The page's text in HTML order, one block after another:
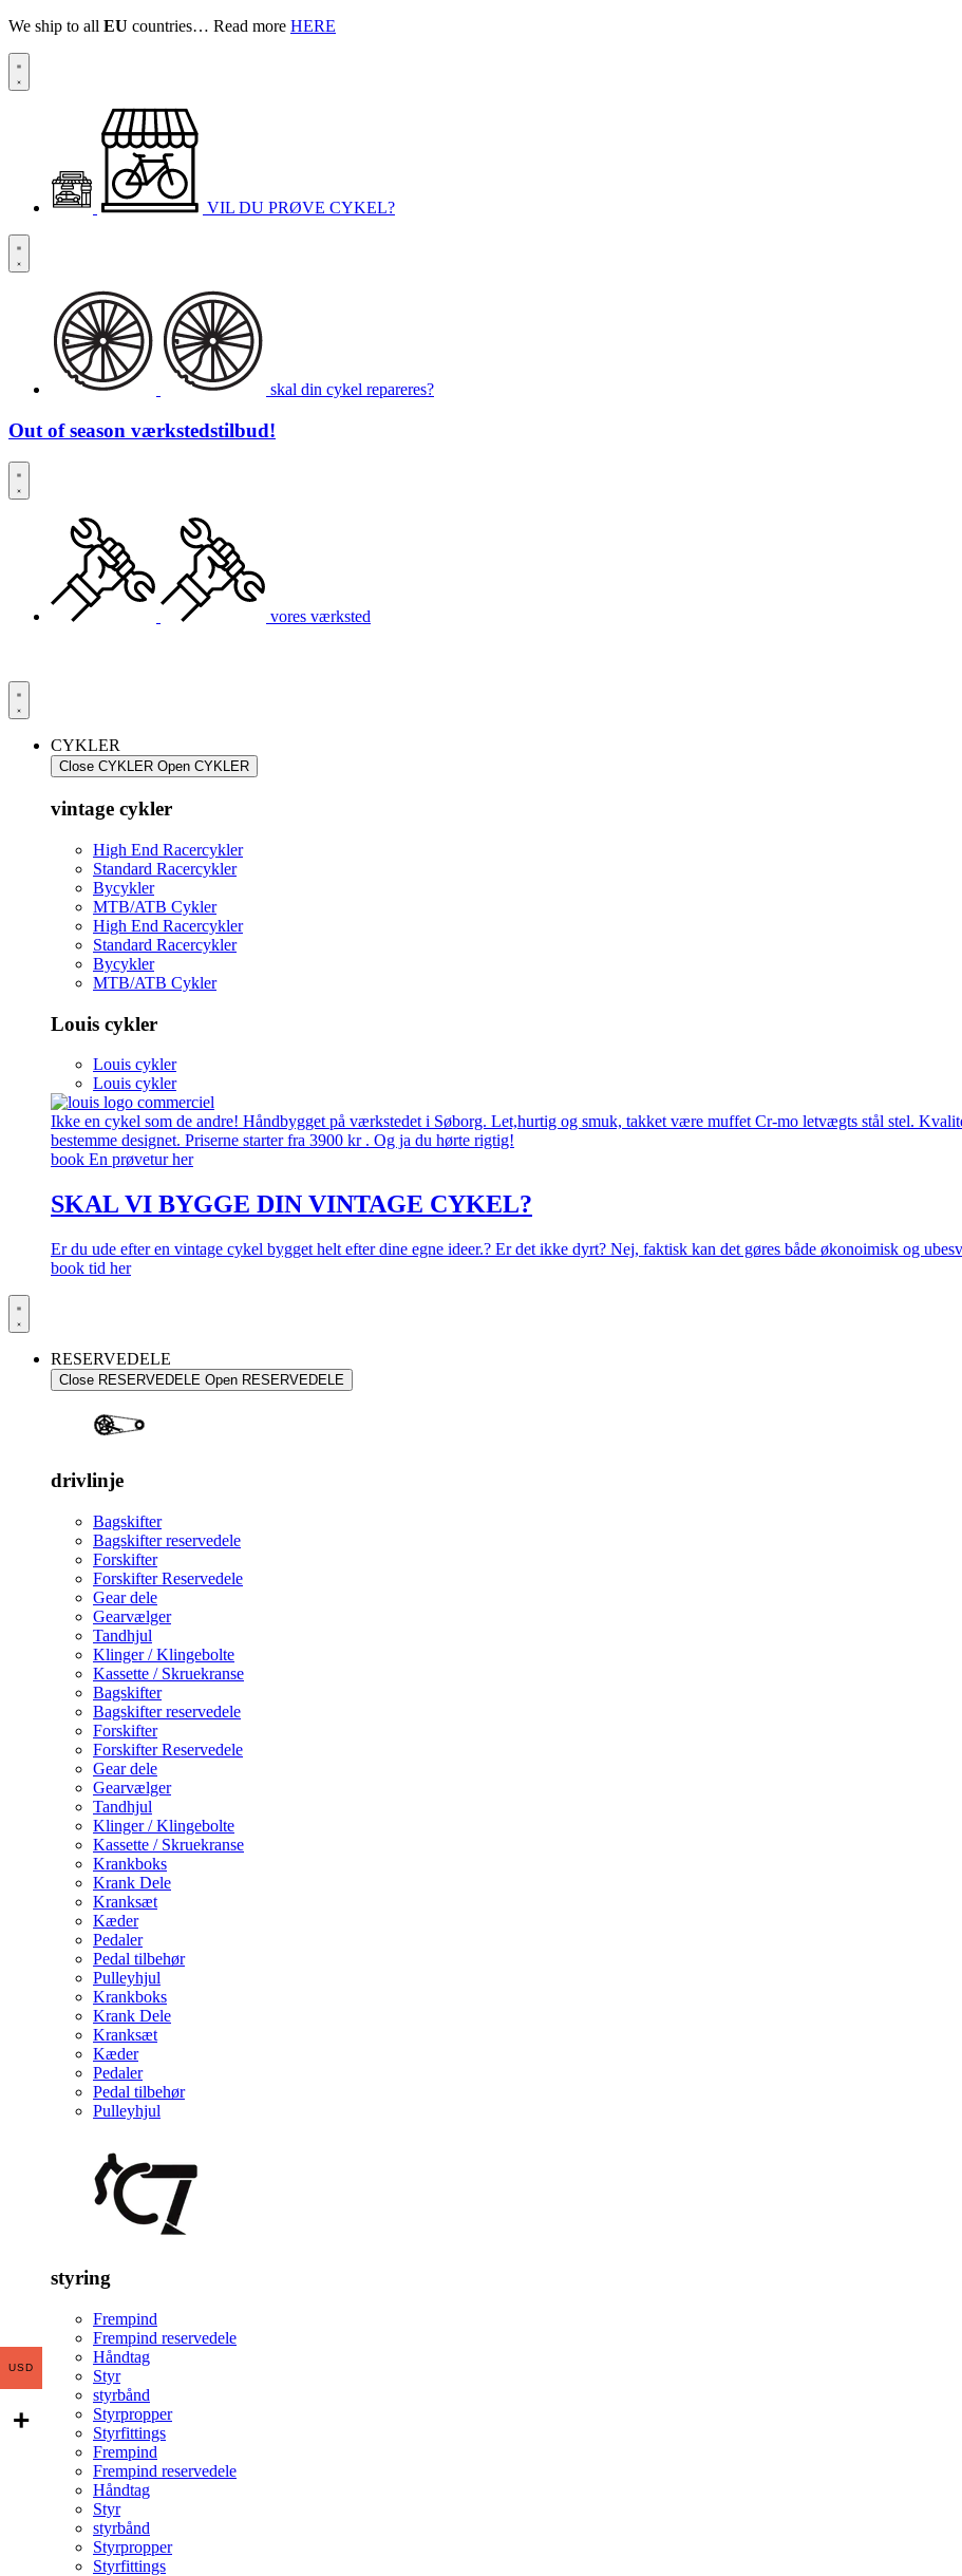
We ship to all EU countries… Read more HERE
VIL DU PRØVE CYKEL?
skal din cykel repareres?
Out of season værkstedstilbud!
vores værksted
CYKLER
Close CYKLER Open CYKLER
vintage cykler
High End Racercykler
Standard Racercykler
Bycykler
MTB/ATB Cykler
High End Racercykler
Standard Racercykler
Bycykler
MTB/ATB Cykler
Louis cykler
Louis cykler
Louis cykler
Ikke en cykel som de andre! Håndbygget på værkstedet i Søborg. Let,hurtig og smuk, takket være muffet Cr-mo letvægts stål stel.
bestemme designet. Priserne starter fra 3900 kr . Og ja du hørte rigtig!
book En prøvetur her
SKAL VI BYGGE DIN VINTAGE CYKEL?
Er du ude efter en vintage cykel bygget helt efter dine egne ideer.? Er det ikke dyrt? Nej, faktisk kan det gøres både økonoimisk og
book tid her
RESERVEDELE
Close RESERVEDELE Open RESERVEDELE
drivlinje
Bagskifter
Bagskifter reservedele
Forskifter
Forskifter Reservedele
Gear dele
Gearvælger
Tandhjul
Klinger / Klingebolte
Kassette / Skruekranse
Bagskifter
Bagskifter reservedele
Forskifter
Forskifter Reservedele
Gear dele
Gearvælger
Tandhjul
Klinger / Klingebolte
Kassette / Skruekranse
Krankboks
Krank Dele
Kranksæt
Kæder
Pedaler
Pedal tilbehør
Pulleyhjul
Krankboks
Krank Dele
Kranksæt
Kæder
Pedaler
Pedal tilbehør
Pulleyhjul
styring
Frempind
Frempind reservedele
Håndtag
Styr
styrbånd
Styrpropper
Styrfittings
Frempind
Frempind reservedele
Håndtag
Styr
styrbånd
Styrpropper
Styrfittings
USD